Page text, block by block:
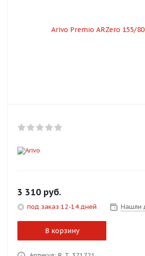
3 310 руб.
под заказ 12-14 дней Нашли
В корзину
Оплачивайте сегодня только
Оставшиеся 75
% будут
списыватьсяс вашей карты
25%каждые 2 недели